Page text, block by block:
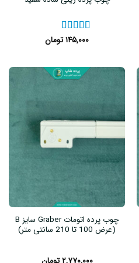
نمره۵از ۵۱۴۵,۰۰۰تومان
چوب پرده اتومات Graber سایز B
(عرض 100 تا 210 سانتی متر)